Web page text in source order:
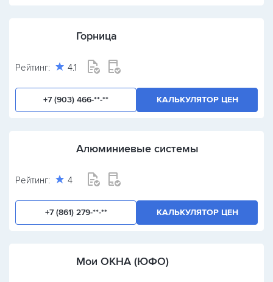
Горница
Рейтинг: 4.1
+7 (903) 466-**-** КАЛЬКУЛЯТОР ЦЕН
Алюминиевые системы
Рейтинг: 4
+7 (861) 279-**-** КАЛЬКУЛЯТОР ЦЕН
Мои ОКНА (ЮФО)